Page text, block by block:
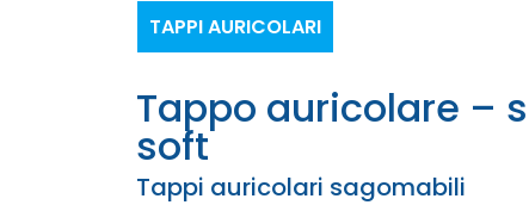
TAPPI AURICOLARI
tappo auricolare – silicone – ear
soft
Tappi auricolari sagomabili